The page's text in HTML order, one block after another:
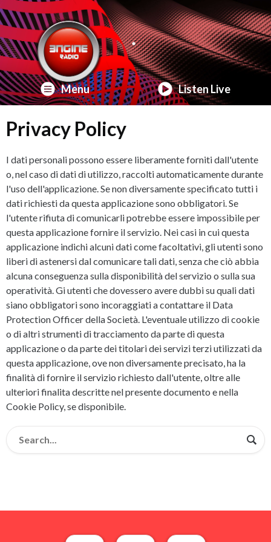
Menu Listen Live
Privacy Policy
I dati personali possono essere liberamente forniti dall'utente
o, nel caso di dati di utilizzo, raccolti automaticamente durante
l'uso dell'applicazione. Se non diversamente specificato tutti i
dati richiesti da questa applicazione sono obbligatori. Se
l'utente rifiuta di comunicarli potrebbe essere impossibile per
questa applicazione fornire il servizio. Nei casi in cui questa
applicazione indichi alcuni dati come facoltativi, gli utenti sono
liberi di astenersi dal comunicare tali dati, senza che ciò abbia
alcuna conseguenza sulla disponibilità del servizio o sulla sua
operatività. Gi utenti che dovessero avere dubbi su quali dati
siano obbligatori sono incoraggiati a contattare il Data
Protection Officer della Società. L'eventuale utilizzo di cookie
o di altri strumenti di tracciamento da parte di questa
applicazione o da parte dei titolari dei servizi terzi utilizzati da
questa applicazione, ove non diversamente precisato, ha la
finalità di fornire il servizio richiesto dall'utente, oltre alle
ulteriori finalita descritte nel presente documento e nella
Cookie Policy, se disponibile.